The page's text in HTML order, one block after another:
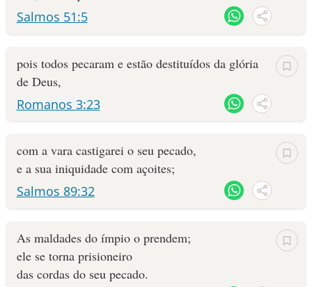
Salmos 51:5
pois todos pecaram e estão destituídos da glória
de Deus,
Romanos 3:23
com a vara castigarei o seu pecado,
e a sua iniquidade com açoites;
Salmos 89:32
As maldades do ímpio o prendem;
ele se torna prisioneiro
das cordas do seu pecado.